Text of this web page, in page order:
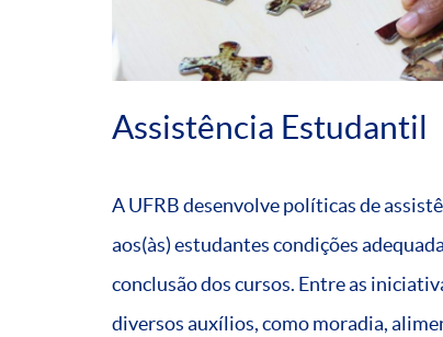
Assistência Estudantil
A UFRB desenvolve políticas de
aos(às) estudantes condições
conclusão dos cursos. Entre as
diversos auxílios, como moradia,